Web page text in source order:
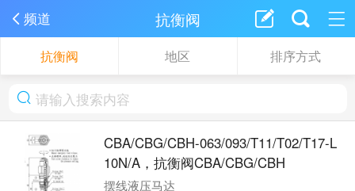
频道 抗衡阀
抗衡阀 地区 排序方式
CBA/CBG/CBH-063/093/T11/T02/T17-L
10N/A，抗衡阀CBA/CBG/CBH
摆线液压马达